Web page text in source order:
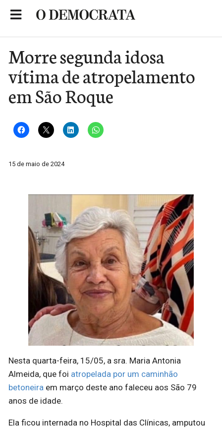
Morre segunda idosa
vítima de atropelamento
em São Roque
15 de maio de 2024
Nesta quarta-feira, 15/05, a sra. Maria Antonia
Almeida, que foi atropelada por um caminhão
betoneira em março deste ano faleceu aos São 79
anos de idade.
Ela ficou internada no Hospital das Clínicas, amputou